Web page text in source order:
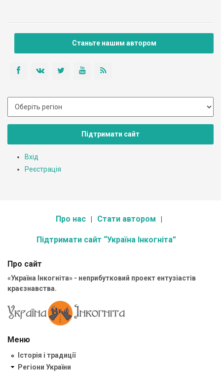
Станьте нашим автором
Підтримати сайт
Вхід
Реєстрація
Про нас Стати автором
Підтримати сайт “Україна Інкогніта”
Про сайт
«Україна Інкогніта» - неприбутковий проект ентузіастів
краєзнавства.
Меню
Історія і традиції
Регіони України